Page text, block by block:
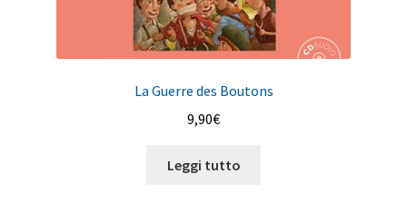
La Guerre des Boutons
9,90€
Leggi tutto